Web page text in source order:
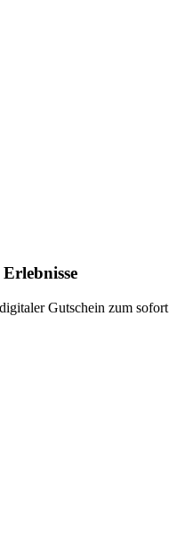
Gutschein zum sofort